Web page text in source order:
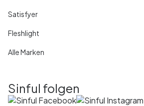
Satisfyer
Fleshlight
Alle Marken
Sinful folgen